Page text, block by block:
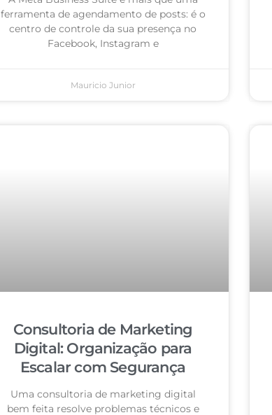
ferramenta de agendamento de posts: é o
centro de controle da sua presença no
Facebook, Instagram e
Mauricio Junior
Consultoria de Marketing
Digital: Organização para
Escalar com Segurança
Uma consultoria de marketing digital
bem feita resolve problemas técnicos e